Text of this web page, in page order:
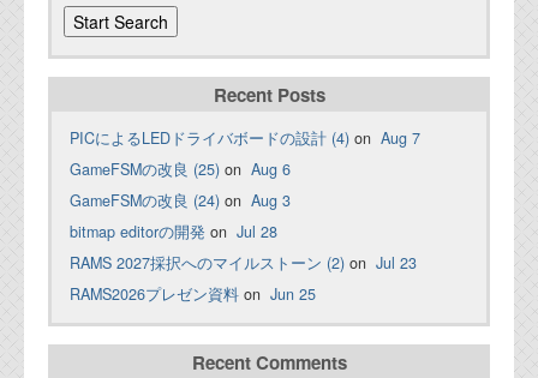
Recent Posts
PICによるLEDドライバボードの設計 (4) on Aug 7
GameFSMの改良 (25) on Aug 6
GameFSMの改良 (24) on Aug 3
bitmap editorの開発 on Jul 28
RAMS 2027採択へのマイルストーン (2) on Jul 23
RAMS2026プレゼン資料 on Jun 25
Recent Comments